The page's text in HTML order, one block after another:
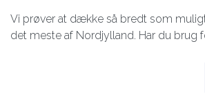
Vi prøver at dække så bredt som
det meste af Nordjylland. Har du brug